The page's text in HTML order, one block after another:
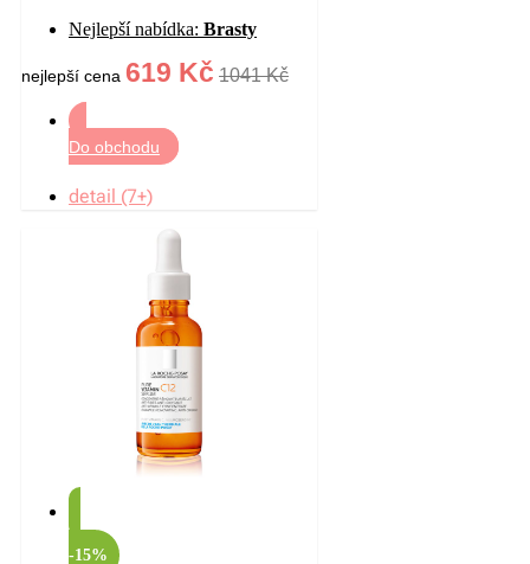
Nejlepší nabídka: Brasty
nejlepší cena 619 Kč 1041 Kč
Do obchodu
detail (7+)
-15%